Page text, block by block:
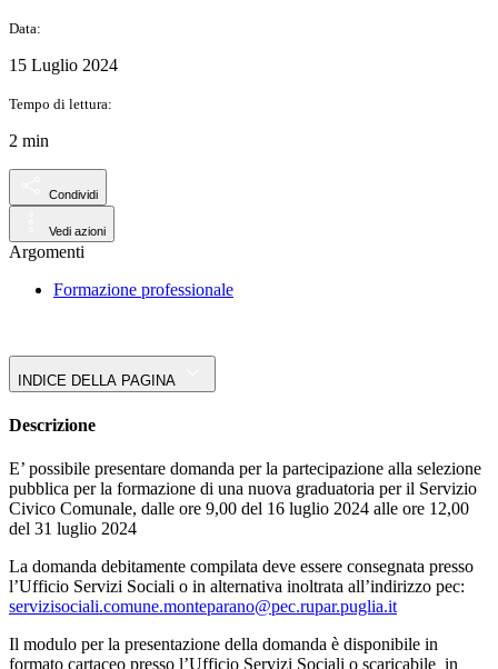
Data:
15 Luglio 2024
Tempo di lettura:
2 min
Condividi
Vedi azioni
Argomenti
Formazione professionale
INDICE DELLA PAGINA
Descrizione
E’ possibile presentare domanda per la partecipazione alla selezione
pubblica per la formazione di una nuova graduatoria per il Servizio
Civico Comunale, dalle ore 9,00 del 16 luglio 2024 alle ore 12,00
del 31 luglio 2024
La domanda debitamente compilata deve essere consegnata presso
l’Ufficio Servizi Sociali o in alternativa inoltrata all’indirizzo pec:
servizisociali.comune.monteparano@pec.rupar.puglia.it
Il modulo per la presentazione della domanda è disponibile in
formato cartaceo presso l’Ufficio Servizi Sociali o scaricabile in